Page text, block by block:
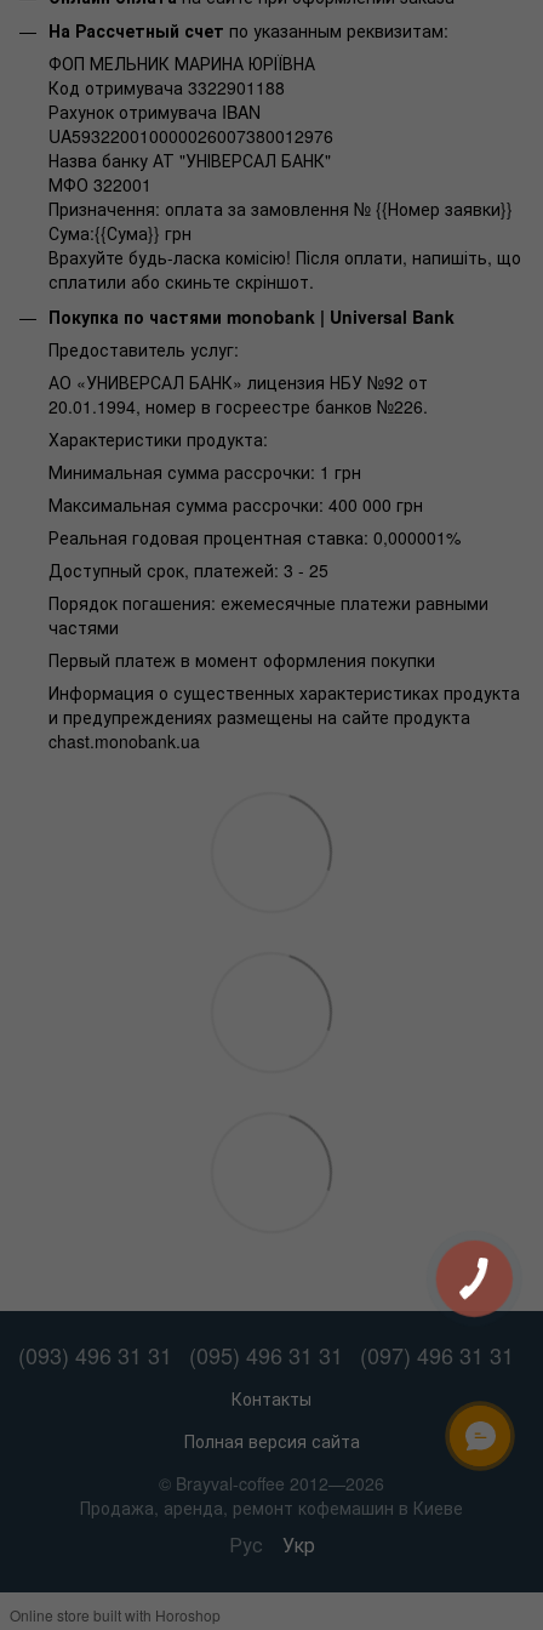
На Рассчетный счет по указанным реквизитам:
ФОП МЕЛЬНИК МАРИНА ЮРІЇВНА
Код отримувача 3322901188
Рахунок отримувача IBAN
UA593220010000026007380012976
Назва банку АТ "УНІВЕРСАЛ БАНК"
МФО 322001
Призначення: оплата за замовлення № {{Номер заявки}}
Сума:{{Сума}} грн
Врахуйте будь-ласка комісію! Після оплати, напишіть, що
сплатили або скиньте скріншот.
Покупка по частями monobank | Universal Bank
Предоставитель услуг:
АО «УНИВЕРСАЛ БАНК» лицензия НБУ №92 от
20.01.1994, номер в госреестре банков №226.
Характеристики продукта:
Минимальная сумма рассрочки: 1 грн
Максимальная сумма рассрочки: 400 000 грн
Реальная годовая процентная ставка: 0,000001%
Доступный срок, платежей: 3 - 25
Порядок погашения: ежемесячные платежи равными
частями
Первый платеж в момент оформления покупки
Информация о существенных характеристиках продукта
и предупреждениях размещены на сайте продукта
chast.monobank.ua
(093) 496 31 31 (095) 496 31 31 (097) 496 31 31
Контакты
Полная версия сайта
© Brayval-coffee 2012—2026
Продажа, аренда, ремонт кофемашин в Киеве
Рус Укр
Online store built with Horoshop
ОНЛАЙН ЧАТ